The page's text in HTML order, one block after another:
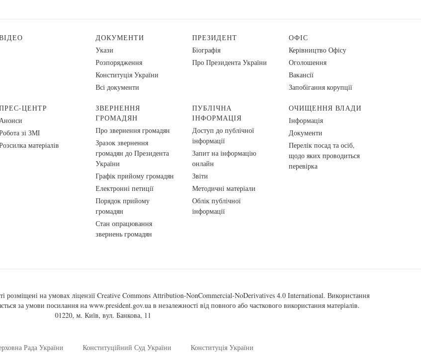
ДОКУМЕНТИ
Укази
Розпорядження
Конституція України
Всі документи
ПРЕЗИДЕНТ
Біографія
Про Президента України
ОФІС
Керівництво Офісу
Оголошення
Вакансії
Запобігання корупції
ЦЕНТР
зі ЗМІ
матеріалів
ЗВЕРНЕННЯ
ГРОМАДЯН
Про звернення громадян
Зразок звернення
громадян до Президента
України
Графік прийому громадян
Електронні петиції
Порядок прийому
громадян
Стан опрацювання
звернень громадян
ПУБЛІЧНА
ІНФОРМАЦІЯ
Доступ до публічної
інформації
Запит на інформацію
онлайн
Звіти
Методичні матеріали
Облік публічної
інформації
ОЧИЩЕННЯ ВЛАДИ
Інформація
Документи
Перелік посад та осіб,
щодо яких проводиться
перевірка
розміщені на умовах ліцензії Creative Commons Attribution-NonCommercial-NoDerivatives 4.0 International. Використання
за умови посилання на www.president.gov.ua в незалежності від повного або часткового використання матеріалів.
01220, м. Київ, вул. Банкова, 11
Рада України Конституційний Суд України Конституція України